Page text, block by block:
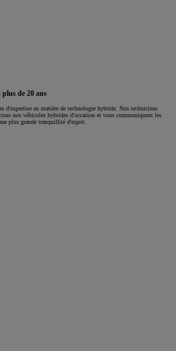
de 20 ans
d'expertise en matière de technologie hybride. Nos techniciens
nos véhicules hybrides d'occasion et vous communiquent les
plus grande tranquillité d'esprit.